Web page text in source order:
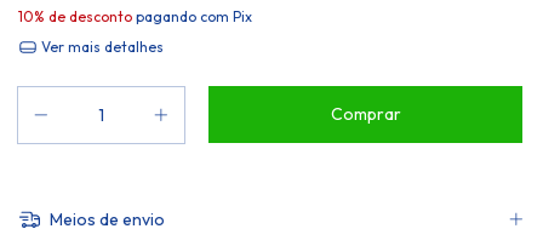
10% de desconto pagando com Pix
Ver mais detalhes
Meios de envio